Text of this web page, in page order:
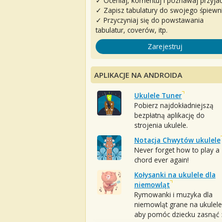
✓ Zapisz tabulatury do swojego
✓ Przyczyniaj się do powstawania
tabulatur, coverów, itp.
Zarejestruj
APLIKACJE NA ANDROIDA
Ukulele Tuner
Pobierz najdokładniejszą
bezpłatną aplikację do
strojenia ukulele.
Notacja Chwytów ukulele
Never forget how to play a
chord ever again!
Kołysanki na ukulele dla
niemowląt
Rymowanki i muzyka dla
niemowląt grane na
aby pomóc dziecku zasnąć